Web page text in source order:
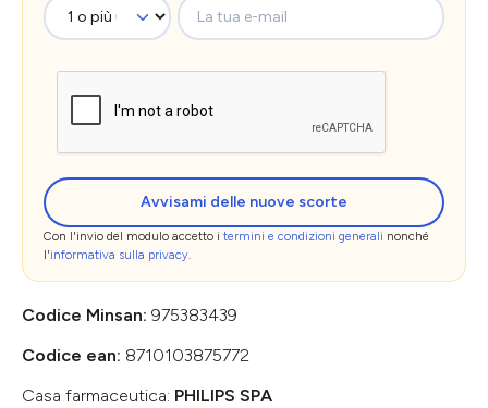
Avvisami delle nuove scorte
Con l'invio del modulo accetto i termini e condizioni generali nonché
l'informativa sulla privacy.
Codice Minsan: 975383439
Codice ean: 8710103875772
Casa farmaceutica: PHILIPS SPA